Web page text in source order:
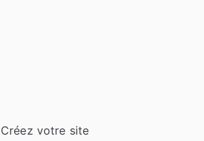
Créez votre site